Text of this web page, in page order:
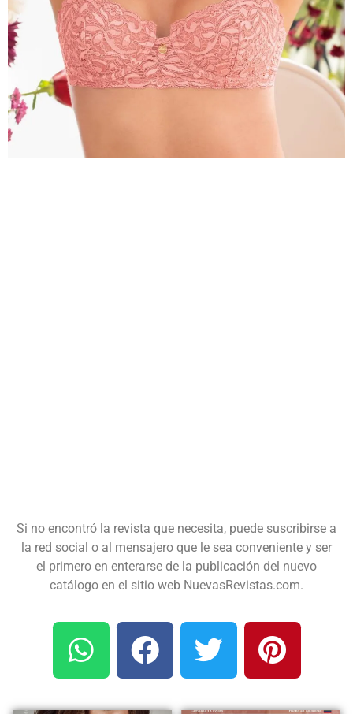
Si no encontró la revista que necesita, puede suscribirse a
la red social o al mensajero que le sea conveniente y ser
el primero en enterarse de la publicación del nuevo
catálogo en el sitio web NuevasRevistas.com.